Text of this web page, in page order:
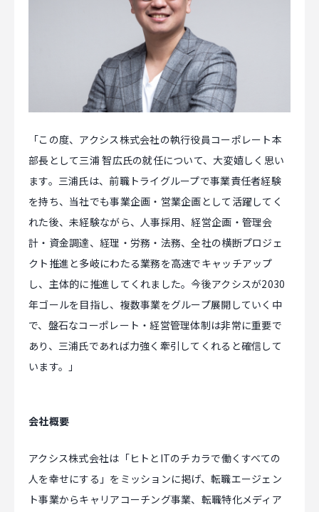
「この度、アクシス株式会社の執行役員コーポレート本
部長として三浦 智広氏の就任について、大変嬉しく思い
ます。三浦氏は、前職トライグループで事業責任者経験
を持ち、当社でも事業企画・営業企画として活躍してく
れた後、未経験ながら、人事採用、経営企画・管理会
計・資金調達、経理・労務・法務、全社の横断プロジェ
クト推進と多岐にわたる業務を高速でキャッチアップ
し、主体的に推進してくれました。今後アクシスが2030
年ゴールを目指し、複数事業をグループ展開していく中
で、盤石なコーポレート・経営管理体制は非常に重要で
あり、三浦氏であれば力強く牽引してくれると確信して
います。」
会社概要
アクシス株式会社は「ヒトとITのチカラで働くすべての
人を幸せにする」をミッションに掲げ、転職エージェン
ト事業からキャリアコーチング事業、転職特化メディア